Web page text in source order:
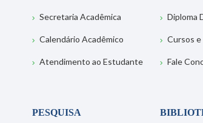
Secretaria Acadêmica
Calendário Acadêmico
Atendimento ao Estudante
Diploma
Cursos
Fale
PESQUISA